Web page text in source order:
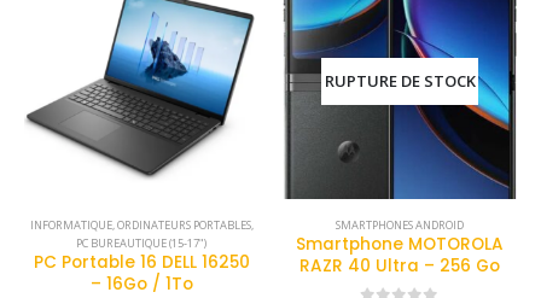
INFORMATIQUE,ORDINATEURS PORTABLES,
PC BUREAUTIQUE (15-17")
PC Portable 16 DELL 16250
– 16Go / 1To
RUPTURE DE STOCK
SMARTPHONES ANDROID
Smartphone MOTOROLA
RAZR 40 Ultra – 256 Go